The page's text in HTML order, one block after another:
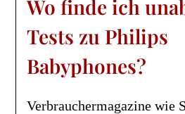
Wo finde ich
Tests zu Philips
Babyphones?
Verbrauchermagazine wie